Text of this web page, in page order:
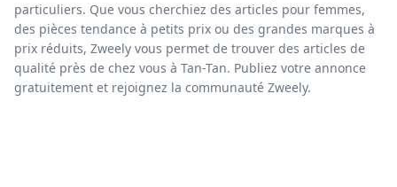
particuliers. Que vous cherchiez des articles pour femmes,
des pièces tendance à petits prix ou des grandes marques à
prix réduits, Zweely vous permet de trouver des articles de
qualité près de chez vous à Tan-Tan. Publiez votre annonce
gratuitement et rejoignez la communauté Zweely.